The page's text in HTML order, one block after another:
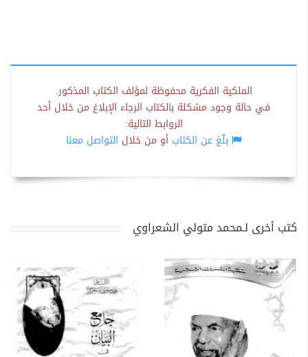
الملكية الفكرية محفوظة لمؤلف الكتاب المذكور.
في حالة وجود مشكلة بالكتاب الرجاء الإبلاغ من خلال أحد
الروابط التالية:
بلّغ عن الكتاب أو من خلال التواصل معنا
كتب أخرى لـمحمد متولي الشعراوي